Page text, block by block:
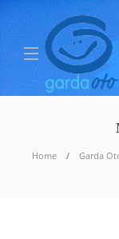
Home Garda